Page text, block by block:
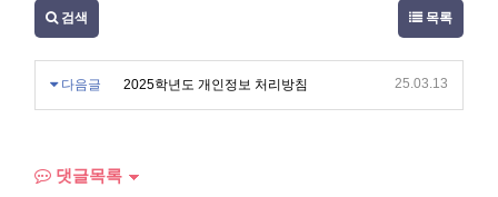
검색 목록
다음글 2025학년도 개인정보 처리방침 25.03.13
댓글목록